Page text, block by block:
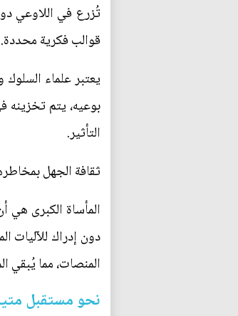
تُزرع في اللاوعي
قوالب فكرية محددة.
يعتبر علماء
بوعيه، يتم تخزينه
التأثير.
ثقافة الجهل
المأساة الكبرى هي
دون إدراك للآليات
المنصات، مما يُبقي
نحو مستقبل